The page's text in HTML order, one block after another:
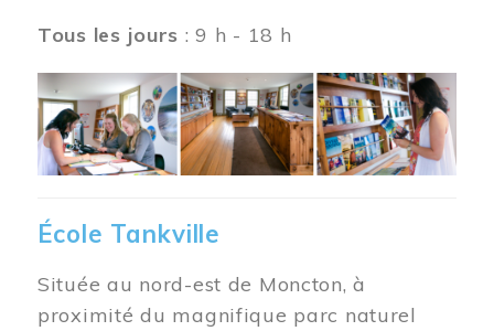
Tous les jours : 9 h - 18 h
Image
École Tankville
Située au nord-est de Moncton, à
proximité du magnifique parc naturel